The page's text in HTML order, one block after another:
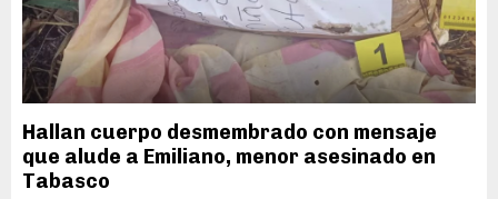
Hallan cuerpo desmembrado con mensaje
que alude a Emiliano, menor asesinado en
Tabasco